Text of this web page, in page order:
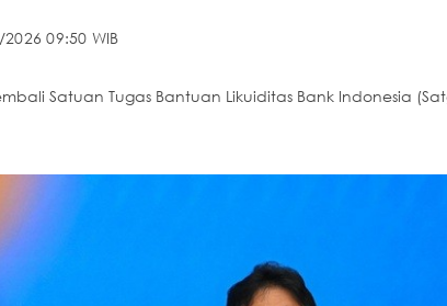
09:50 WIB
Satuan Tugas Bantuan Likuiditas Bank Indonesia